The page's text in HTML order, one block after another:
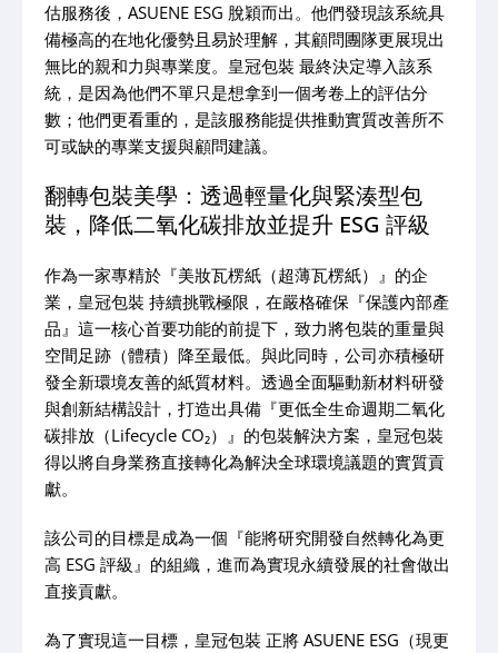
估服務後，ASUENE ESG 脫穎而出。他們發現該系統具
備極高的在地化優勢且易於理解，其顧問團隊更展現出
無比的親和力與專業度。皇冠包裝 最終決定導入該系
統，是因為他們不單只是想拿到一個考卷上的評估分
數；他們更看重的，是該服務能提供推動實質改善所不
可或缺的專業支援與顧問建議。
翻轉包裝美學：透過輕量化與緊湊型包
裝，降低二氧化碳排放並提升 ESG 評級
作為一家專精於『美妝瓦楞紙（超薄瓦楞紙）』的企
業，皇冠包裝 持續挑戰極限，在嚴格確保『保護內部產
品』這一核心首要功能的前提下，致力將包裝的重量與
空間足跡（體積）降至最低。與此同時，公司亦積極研
發全新環境友善的紙質材料。透過全面驅動新材料研發
與創新結構設計，打造出具備『更低全生命週期二氧化
碳排放（Lifecycle CO₂）』的包裝解決方案，皇冠包裝
得以將自身業務直接轉化為解決全球環境議題的實質貢
獻。
該公司的目標是成為一個『能將研究開發自然轉化為更
高 ESG 評級』的組織，進而為實現永續發展的社會做出
直接貢獻。
為了實現這一目標，皇冠包裝 正將 ASUENE ESG（現更